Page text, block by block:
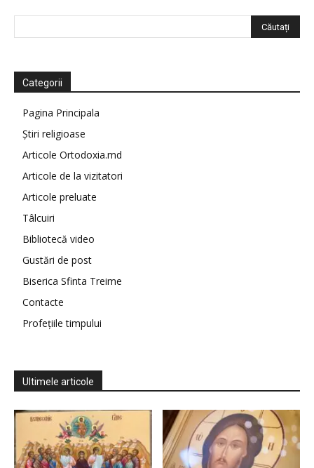
Categorii
Pagina Principala
Știri religioase
Articole Ortodoxia.md
Articole de la vizitatori
Articole preluate
Tâlcuiri
Bibliotecă video
Gustări de post
Biserica Sfinta Treime
Contacte
Profețiile timpului
Ultimele articole